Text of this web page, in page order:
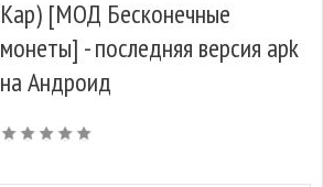
Кар) [МОД Бесконечные
монеты] - последняя версия apk
на Андроид